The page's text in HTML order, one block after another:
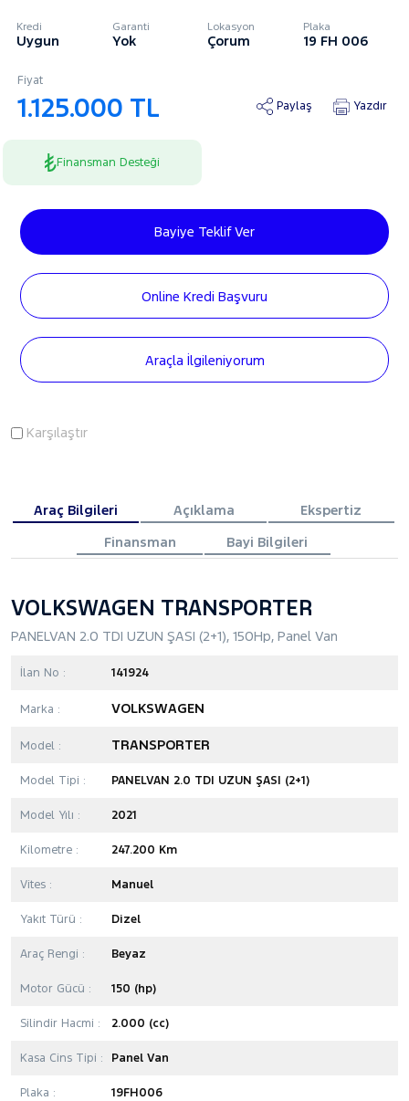
Kredi
Uygun
Garanti
Yok
Lokasyon
Çorum
Plaka
19 FH 006
Fiyat
1.125.000 TL Paylaş Yazdır
Finansman Desteği
Bayiye Teklif Ver
Online Kredi Başvuru
Araçla İlgileniyorum
Karşılaştır
Araç Bilgileri Açıklama
Ekspertiz
Finansman
Bayi Bilgileri
VOLKSWAGEN TRANSPORTER
PANELVAN 2.0 TDI UZUN ŞASI (2+1), 150Hp, Panel Van
İlan No : 141924
Marka : VOLKSWAGEN
Model : TRANSPORTER
Model Tipi : PANELVAN 2.0 TDI UZUN ŞASI (2+1)
Model Yılı : 2021
Kilometre : 247.200 Km
Vites : Manuel
Yakıt Türü : Dizel
Araç Rengi : Beyaz
Motor Gücü : 150 (hp)
Silindir Hacmi : 2.000 (cc)
Kasa Cins Tipi : Panel Van
Plaka : 19FH006